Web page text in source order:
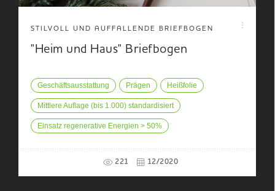
STILVOLL UND AUFFALLENDE BRIEFBOGEN
"Heim und Haus" Briefbogen
Geschäftsausstattung Prägen Heißfolie
Mittlere Auflage (bis 1.000) standardisiert
Einsatz regenerative Energien > 50%
221 12/2020